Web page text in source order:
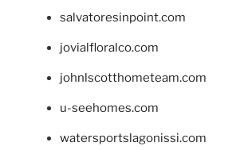
salvatoresinpoint.com
jovialfloralco.com
johnlscotthometeam.com
u-seehomes.com
watersportslagonissi.com